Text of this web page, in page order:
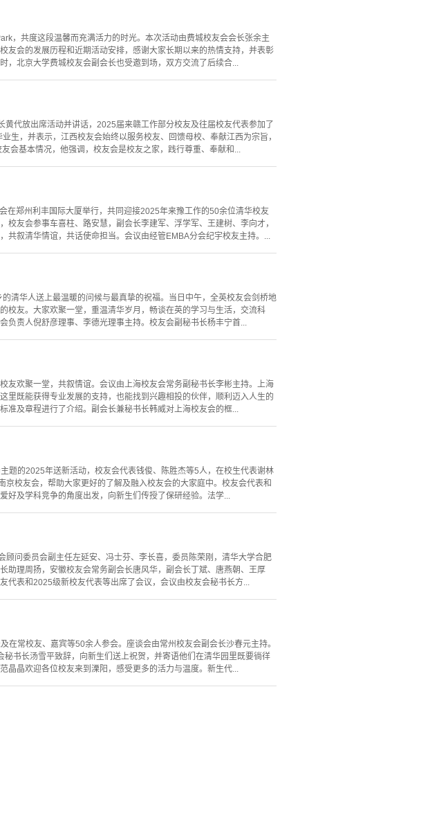
，共度这段温馨而充满活力的时光。本次活动由费城校友会会长张余主
友会的发展历程和近期活动安排，感谢大家长期以来的热情支持，并表彰
北京大学费城校友会副会长也受邀到场，双方交流了后续合...
代放出席活动并讲话，2025届来赣工作部分校友及往届校友代表参加了
生，并表示，江西校友会始终以服务校友、回馈母校、奉献江西为宗旨，
会基本情况，他强调，校友会是校友之家，践行尊重、奉献和...
郑州利丰国际大厦举行，共同迎接2025年来豫工作的50余位清华校友
友会参事车喜柱、路安慧，副会长李建军、浮学军、王建树、李向才，
叙清华情谊，共话使命担当。会议由经管EMBA分会纪宇校友主持。...
清华人送上最温暖的问候与最真挚的祝福。当日中午，全英校友会剑桥地
校友。大家欢聚一堂，重温清华岁月，畅谈在英的学习与生活，交流科
责人倪舒彦理事、李德光理事主持。校友会副秘书长杨丰宁首...
欢聚一堂，共叙情谊。会议由上海校友会常务副秘书长李彬主持。上海
里既能获得专业发展的支持，也能找到兴趣相投的伙伴，顺利迈入人生的
及章程进行了介绍。副会长兼秘书长韩威对上海校友会的框...
题的2025年送新活动，校友会代表钱俊、陈胜杰等5人，在校生代表谢林
校友会，帮助大家更好的了解及融入校友会的大家庭中。校友会代表和
及学科竞争的角度出发，向新生们传授了保研经验。法学...
问委员会副主任左延安、冯士芬、李长喜，委员陈荣刚，清华大学合肥
助理周扬，安徽校友会常务副会长唐风华，副会长丁斌、唐燕朝、王厚
表和2025级新校友代表等出席了会议，会议由校友会秘书长方...
常校友、嘉宾等50余人参会。座谈会由常州校友会副会长沙春元主持。
书长汤雪平致辞，向新生们送上祝贺，并寄语他们在清华园里既要徜徉
晶欢迎各位校友来到溧阳，感受更多的活力与温度。新生代...